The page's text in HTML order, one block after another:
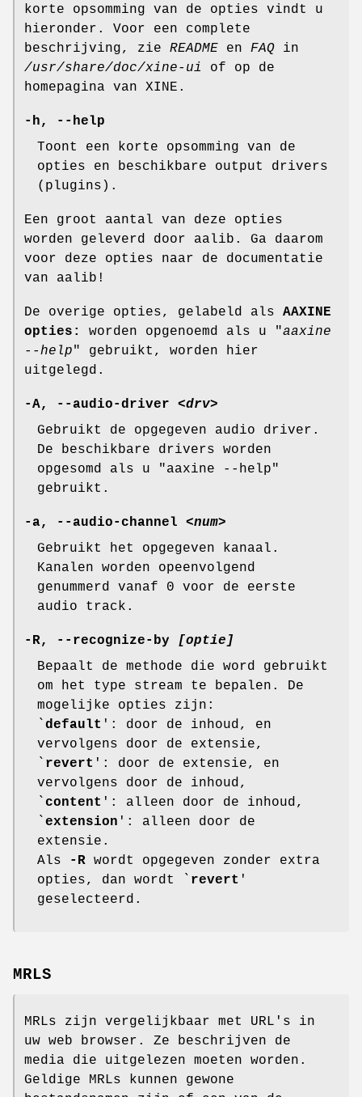
korte opsomming van de opties vindt u
hieronder. Voor een complete
beschrijving, zie README en FAQ in
/usr/share/doc/xine-ui
of op de
homepagina van XINE.
-h, --help
Toont een korte opsomming van de
opties en beschikbare output drivers
(plugins).
Een groot aantal van deze opties
worden geleverd door aalib. Ga daarom
voor deze opties naar de documentatie
van aalib!
De overige opties, gelabeld als AAXINE
opties:
worden opgenoemd als u "aaxine
--help" gebruikt, worden hier
uitgelegd.
-A, --audio-driver <drv>
Gebruikt de opgegeven audio driver.
De beschikbare drivers worden
opgesomd als u "aaxine --help"
gebruikt.
-a, --audio-channel <num>
Gebruikt het opgegeven kanaal.
Kanalen worden opeenvolgend
genummerd vanaf 0 voor de eerste
audio track.
-R, --recognize-by
[optie]
Bepaalt de methode die word gebruikt
om het type stream te bepalen. De
mogelijke opties zijn:
default ': door de inhoud, en
vervolgens door de extensie,
revert ': door de extensie, en
vervolgens door de inhoud,
content ': alleen door de inhoud,
extension ': alleen door de
extensie.
Als
-R wordt opgegeven zonder extra
opties, dan wordt ` revert '
geselecteerd.
MRLS
MRLs zijn vergelijkbaar met URL's in
uw web browser. Ze beschrijven de
media die uitgelezen moeten worden.
Geldige MRLs kunnen gewone